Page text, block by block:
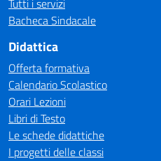
Tutti i servizi
Bacheca Sindacale
Didattica
Offerta formativa
Calendario Scolastico
Orari Lezioni
Libri di Testo
Le schede didattiche
I progetti delle classi